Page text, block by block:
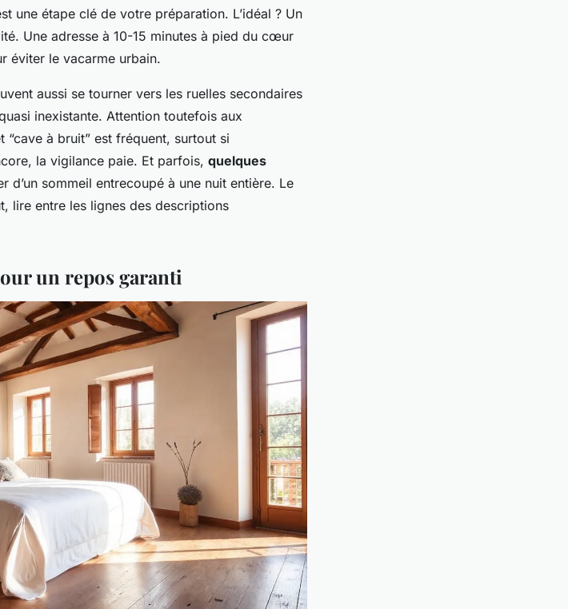
une étape clé de votre préparation. L’idéal ? Un
Une adresse à 10-15 minutes à pied du cœur
éviter le vacarme urbain.
aussi se tourner vers les ruelles secondaires
inexistante. Attention toutefois aux
“cave à bruit” est fréquent, surtout si
la vigilance paie. Et parfois, quelques
d’un sommeil entrecoupé à une nuit entière. Le
lire entre les lignes des descriptions
un repos garanti